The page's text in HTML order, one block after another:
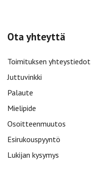
Ota yhteyttä
Toimituksen yhteystiedot
Juttuvinkki
Palaute
Mielipide
Osoitteenmuutos
Esirukouspyyntö
Lukijan kysymys